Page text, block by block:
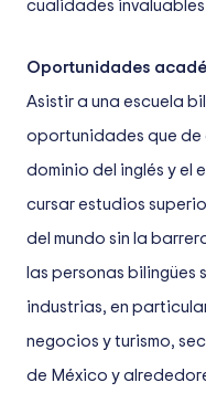
cualidades
Oportunidades
Asistir a una escuela
oportunidades que de
dominio del inglés y el
cursar estudios
del mundo sin la
las personas bilingües
industrias, en
negocios y turismo,
de México y